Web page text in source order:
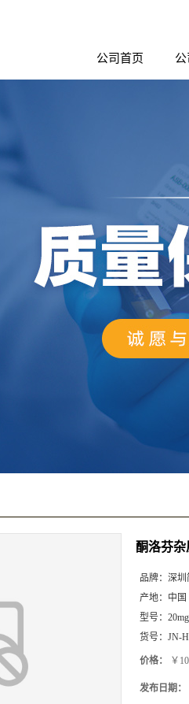
公司首页
酮洛芬杂
品牌： 深圳
产地： 中国
型号： 20mg
货号： JN-
价格： ￥
发布日期：